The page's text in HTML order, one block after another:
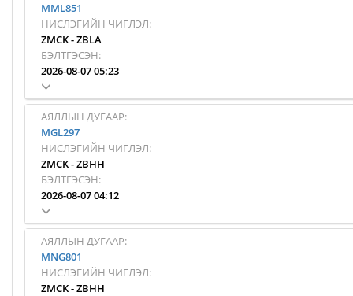
MML851
НИСЛЭГИЙН ЧИГЛЭЛ:
ZMCK-ZBLA
БЭЛТГЭСЭН:
2026-08-07 05:23
АЯЛЛЫН ДУГААР:
MGL297
НИСЛЭГИЙН ЧИГЛЭЛ:
ZMCK-ZBHH
БЭЛТГЭСЭН:
2026-08-07 04:12
АЯЛЛЫН ДУГААР:
MNG801
НИСЛЭГИЙН ЧИГЛЭЛ:
ZMCK-ZBHH